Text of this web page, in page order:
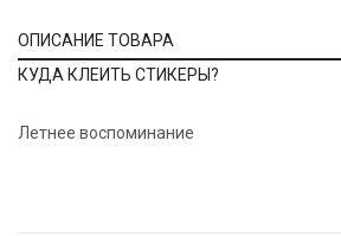
ОПИСАНИЕ ТОВАРА
КУДА КЛЕИТЬ СТИКЕРЫ?
Летнее воспоминание